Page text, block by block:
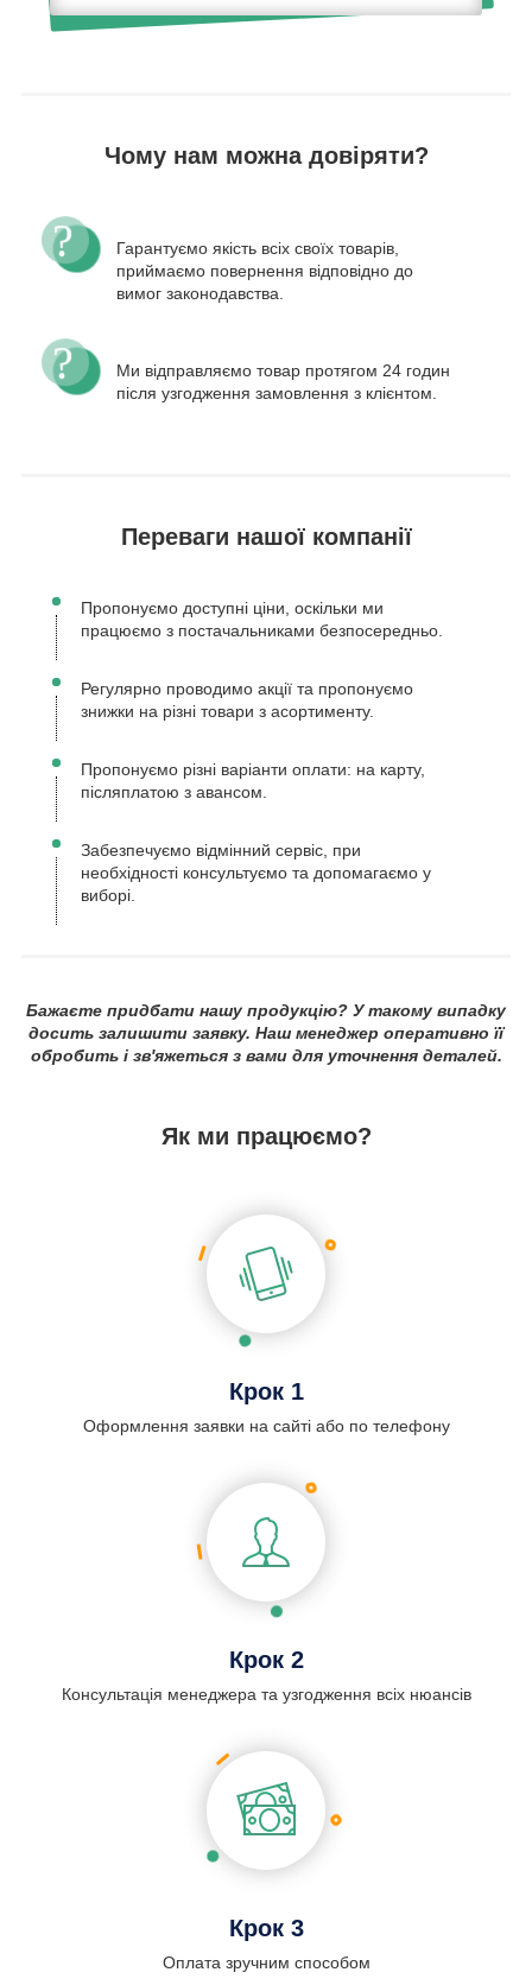
Чому нам можна довіряти?
Гарантуємо якість всіх своїх товарів,
приймаємо повернення відповідно до
вимог законодавства.
Ми відправляємо товар протягом 24 годин
після узгодження замовлення з клієнтом.
Переваги нашої компанії
Пропонуємо доступні ціни, оскільки ми
працюємо з постачальниками безпосередньо.
Регулярно проводимо акції та пропонуємо
знижки на різні товари з асортименту.
Пропонуємо різні варіанти оплати: на карту,
післяплатою з авансом.
Забезпечуємо відмінний сервіс, при
необхідності консультуємо та допомагаємо у
виборі.
Бажаєте придбати нашу продукцію? У такому випадку
досить залишити заявку. Наш менеджер оперативно її
обробить і зв'яжеться з вами для уточнення деталей.
Як ми працюємо?
Крок 1
Оформлення заявки на сайті або по телефону
Крок 2
Консультація менеджера та узгодження всіх нюансів
Крок 3
Оплата зручним способом